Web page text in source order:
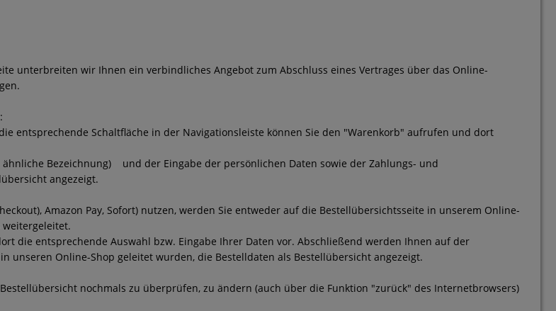
unterbreiten wir Ihnen ein verbindliches Angebot zum Abschluss eines Vertrages über das Online-
entsprechende Schaltfläche in der Navigationsleiste können Sie den "Warenkorb" aufrufen und dort
ähnliche Bezeichnung)
und der Eingabe der persönlichen Daten sowie der Zahlungs- und
angezeigt.
Amazon Pay, Sofort) nutzen, werden Sie entweder auf die Bestellübersichtsseite in unserem Online-
weitergeleitet.
die entsprechende Auswahl bzw. Eingabe Ihrer Daten vor. Abschließend werden Ihnen auf der
unseren Online-Shop geleitet wurden, die Bestelldaten als Bestellübersicht angezeigt.
nochmals zu überprüfen, zu ändern (auch über die Funktion "zurück" des Internetbrowsers)